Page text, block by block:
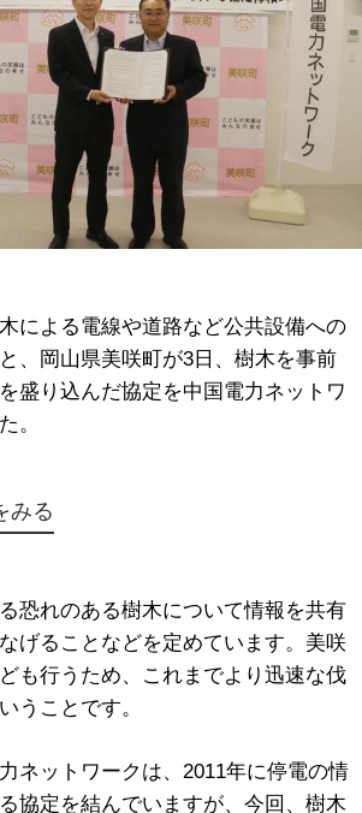
による電線や道路など公共設備への
、
岡山県美咲町が3日、 樹木を事前
盛り込んだ協定を中国電力ネットワ
。
みる
恐れのある樹木について情報を共有
げることなどを定めています。美咲
も行うため、これまでより迅速な伐
うことです。
ネットワークは、2011年に停電の情
協定を結んでいますが、今回、樹木